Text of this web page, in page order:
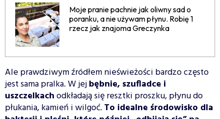
Moje pranie pachnie jak oliwny sad o
poranku, a nie używam płynu. Robię 1
rzecz jak znajoma Greczynka
Ale prawdziwym źródłem nieświeżości bardzo często
jest sama pralka. W jejbębnie, szufladce i
uszczelkachodkładają się resztki proszku, płynu do
płukania, kamień i wilgoć. To idealne środowisko dla